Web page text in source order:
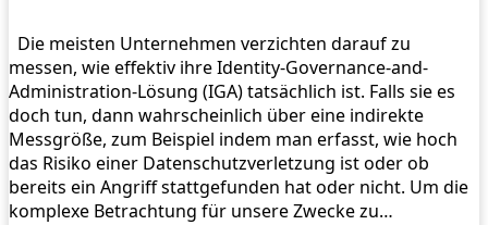
Die meisten Unternehmen verzichten darauf zu
messen, wie effektiv ihre Identity-Governance-and-
Administration-Lösung (IGA) tatsächlich ist. Falls sie es
doch tun, dann wahrscheinlich über eine indirekte
Messgröße, zum Beispiel indem man erfasst, wie hoch
das Risiko einer Datenschutzverletzung ist oder ob
bereits ein Angriff stattgefunden hat oder nicht. Um die
komplexe Betrachtung für unsere Zwecke zu…